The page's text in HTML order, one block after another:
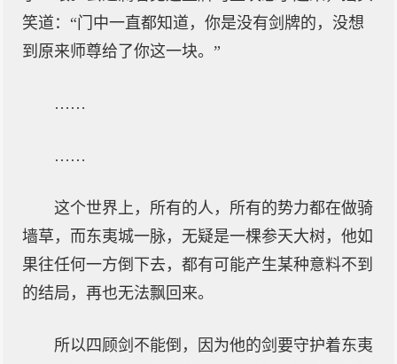
笑道：“门中一直都知道，你是没有剑牌的，没想
到原来师尊给了你这一块。”
……
……
这个世界上，所有的人，所有的势力都在做骑
墙草，而东夷城一脉，无疑是一棵参天大树，他如
果往任何一方倒下去，都有可能产生某种意料不到
的结局，再也无法飘回来。
所以四顾剑不能倒，因为他的剑要守护着东夷